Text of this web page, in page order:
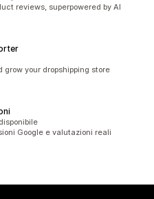
reviews, superpowered by AI
grow your dropshipping store
Google e valutazioni reali